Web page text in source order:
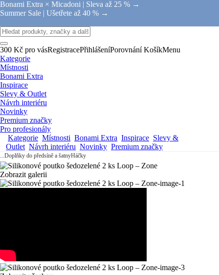
Bonami Extra × Micadoni | Sleva až 25 % →
Summer Sale | Ušetřete až 40 % →
300 Kč pro vásRegistracePřihlášeníPorovnání KošíkMenu
Kategorie
Místnosti
Bonami Extra
Inspirace
Slevy & Outlet
Návrh interiéru
Novinky
Premium značky
Pro profesionály
Kategorie Místnosti Bonami Extra Inspirace Slevy &
Outlet Návrh interiéru Novinky Premium značky
...Doplňky do předsíně a šatnyHáčky
Zobrazit galerii